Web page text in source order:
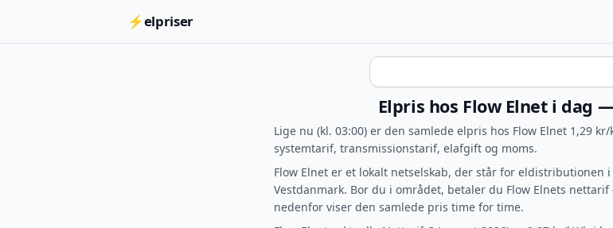
⚡elpriser
Elpris hos Flow Elnet i dag
Lige nu (kl. 03:00) er den samlede elpris hos Flow Elnet 1,29
systemtarif, transmissionstarif, elafgift og moms.
Flow Elnet er et lokalt netselskab, der står for eldistributionen
Vestdanmark. Bor du i området, betaler du Flow Elnets
nedenfor viser den samlede pris time for time.